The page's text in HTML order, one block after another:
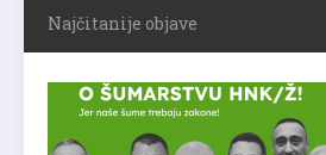
Najčitanije objave